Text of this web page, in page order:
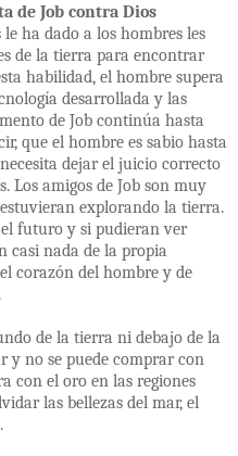
de Job contra Dios
ha dado a los hombres les
de la tierra para encontrar
habilidad, el hombre supera
desarrollada y las
de Job continúa hasta
que el hombre es sabio hasta
dejar el juicio correcto
Los amigos de Job son muy
explorando la tierra.
el futuro y si pudieran ver
casi nada de la propia
corazón del hombre y de
de la tierra ni debajo de la
y no se puede comprar con
con el oro en las regiones
las bellezas del mar, el